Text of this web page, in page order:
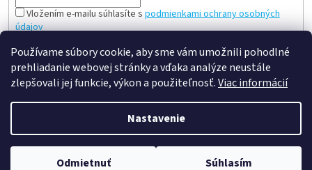
Používame súbory cookie, aby sme vám umožnili pohodlné
prehliadanie webovej stránky a vďaka analýze neustále
zlepšovali jej funkcie, výkon a použiteľnosť.Viac informácií
Nastavenie
Odmietnuť Súhlasím
Vložením e-mailu súhlasíte s podmienkami ochrany osobných
údajov
PRIHLÁSIŤ SA
Copyright 2026slovenská a česká hračka - mileobchod.sk.
Všetky práva vyhradené.
Upraviť nastavenie cookies